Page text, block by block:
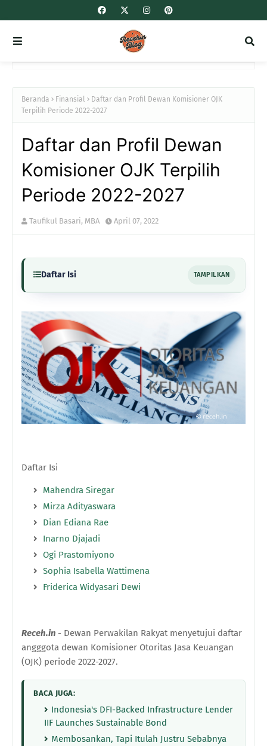
Beranda Finansial
Daftar dan Profil Dewan Komisioner OJK
Terpilih Periode 2022-2027
Daftar dan Profil Dewan
Komisioner OJK Terpilih
Periode 2022-2027
Taufikul Basari, MBA April 07, 2022
Daftar Isi TAMPILKAN
Daftar Isi
Mahendra Siregar
Mirza Adityaswara
Dian Ediana Rae
Inarno Djajadi
Ogi Prastomiyono
Sophia Isabella Wattimena
Friderica Widyasari Dewi
Receh.in - Dewan Perwakilan Rakyat menyetujui daftar
angggota dewan Komisioner Otoritas Jasa Keuangan
(OJK) periode 2022-2027.
BACA JUGA:
Indonesia's DFI-Backed Infrastructure Lender
IIF Launches Sustainable Bond
Membosankan, Tapi Itulah Justru Sebabnya